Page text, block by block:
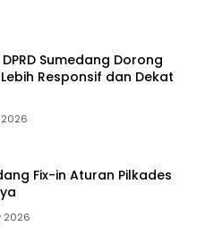
Sumedang Dorong
Responsif dan Dekat
2026
Fix-in Aturan Pilkades
2026